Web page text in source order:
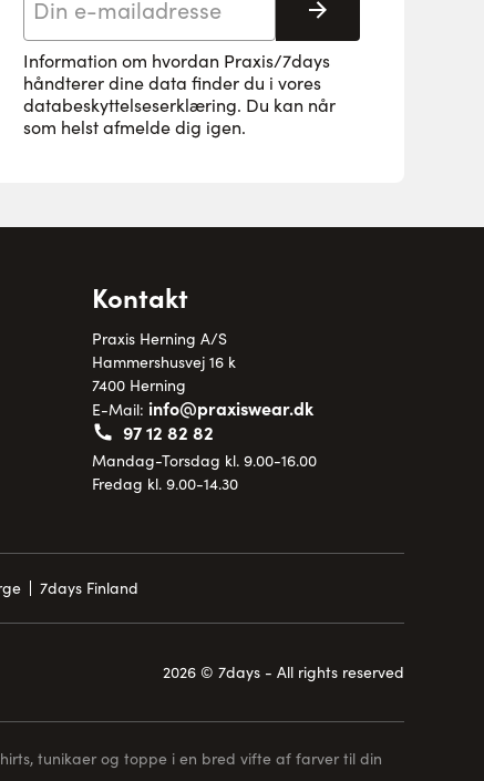
Tilmeld her
Information om hvordan Praxis/7days
håndterer dine data finder du i vores
databeskyttelseserklæring. Du kan når
som helst afmelde dig igen.
Kontakt
Praxis Herning A/S
Hammershusvej 16 k
7400 Herning
E-Mail: info@praxiswear.dk
97 12 82 82
Mandag-Torsdag kl. 9.00-16.00
Fredag kl. 9.00-14.30
7days Finland
2026 © 7days - All rights reserved
tunikaer og toppe i en bred vifte af farver til din